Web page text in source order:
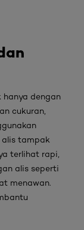
hanya dengan
cukuran,
alis tampak
terlihat rapi,
alis seperti
menawan.